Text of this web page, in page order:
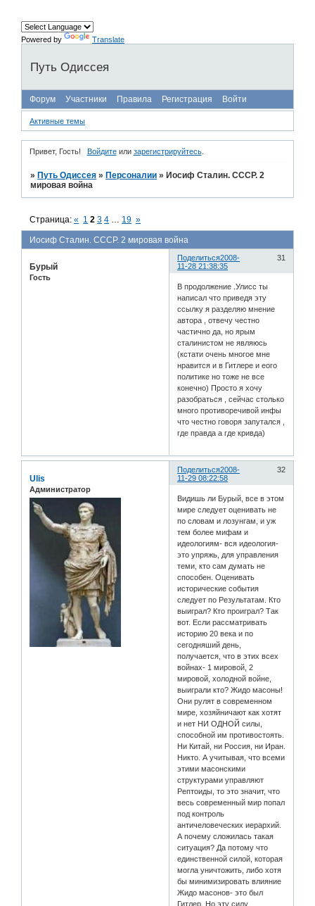
Powered by Translate
Путь Одиссея
Форум Участники Правила Регистрация Войти
Активные темы
Привет, Гость! Войдитеили зарегистрируйтесь.
» Путь Одиссея » Персоналии » Иосиф Сталин. СССР. 2
мировая война
Иосиф Сталин. СССР. 2 мировая война
Страница:« 1 2 3 4 19 »
Поделиться 31
2008-
11-28 21:38:35
Бурый
Гость
В продолжение .Улисс ты
написал что приведя эту
ссылку я разделяю мнение
автора , отвечу честно
частично да, но ярым
сталинистом не являюсь
(кстати очень многое мне
нравится и в Гитлере и еого
политике но тоже не все
конечно) Просто я хочу
разобраться , сейчас столько
много противоречивой инфы
что честно говоря запутался ,
где правда а где кривда)
Поделиться 32
2008-
11-29 08:22:58
Ulis
Администратор
Видишь ли Бурый, все в этом
мире следует оценивать не
по словам и лозунгам, и уж
тем более мифам и
идеологиям- вся идеология-
это упряжь, для управления
теми, кто сам думать не
способен. Оценивать
исторические события
следует по Результатам. Кто
выиграл? Кто проиграл? Так
вот. Если рассматривать
историю 20 века и по
сегодняший день,
получается, что в этих всех
войнах- 1 мировой, 2
мировой, холодной войне,
выиграли кто? Жидо масоны!
Они рулят в современном
мире, хозяйничают как хотят
и нет НИ ОДНОЙ силы,
способной им противостоять.
Ни Китай, ни Россия, ни Иран.
Никто. А учитывая, что всеми
этими масонскими
структурами управляют
Рептоиды, то это значит, что
весь современный мир попал
под контроль
античеловеческих иерархий.
А почему сложилась такая
ситуация? Да потому что
единственной силой, которая
могла уничтожить, либо хотя
бы минимизировать влияние
Жидо масонов- это был
Гитлер. Но эту силу